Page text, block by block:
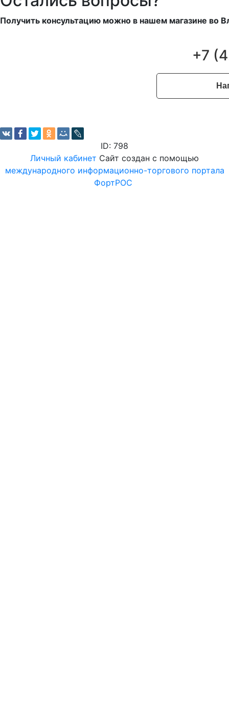
Получить консультацию можно в нашем магазине во
+7
ID: 798
Личный кабинет Сайт создан с помощью
международного информационно-торгового портала
ФортРОС